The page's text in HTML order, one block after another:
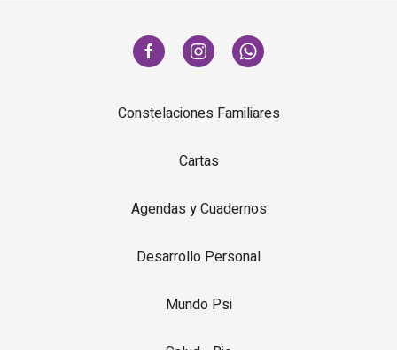
Constelaciones Familiares
Cartas
Agendas y Cuadernos
Desarrollo Personal
Mundo Psi